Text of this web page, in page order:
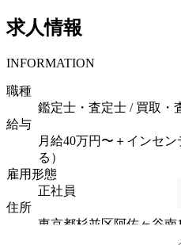
求人情報
INFORMATION
職種
鑑定士・査定士 / 買取・
給与
月給40万円〜＋インセ
る）
雇用形態
正社員
住所
東京都杉並区阿佐ヶ谷南
ASAGAYA 1階 （かいと